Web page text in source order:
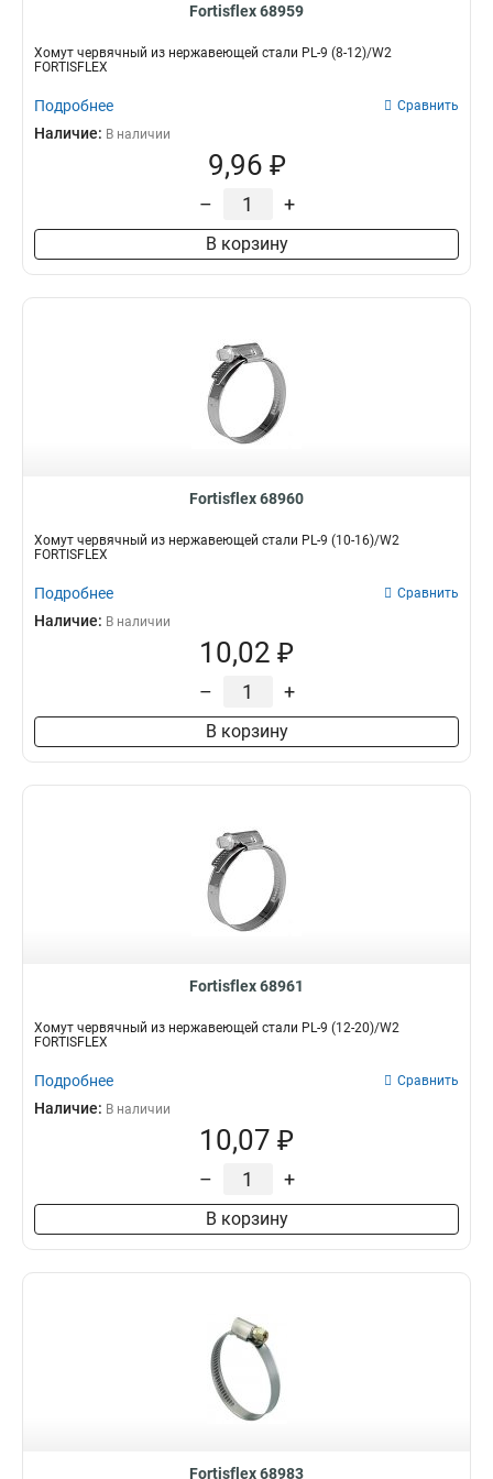
Fortisflex 68959
Хомут червячный из нержавеющей стали PL-9 (8-12)/W2
FORTISFLEX
Подробнее Сравнить
Наличие: В наличии
9,96 ₽
– +
В корзину
Fortisflex 68960
Хомут червячный из нержавеющей стали PL-9 (10-16)/W2
FORTISFLEX
Подробнее Сравнить
Наличие: В наличии
10,02 ₽
– +
В корзину
Fortisflex 68961
Хомут червячный из нержавеющей стали PL-9 (12-20)/W2
FORTISFLEX
Подробнее Сравнить
Наличие: В наличии
10,07 ₽
– +
В корзину
Fortisflex 68983